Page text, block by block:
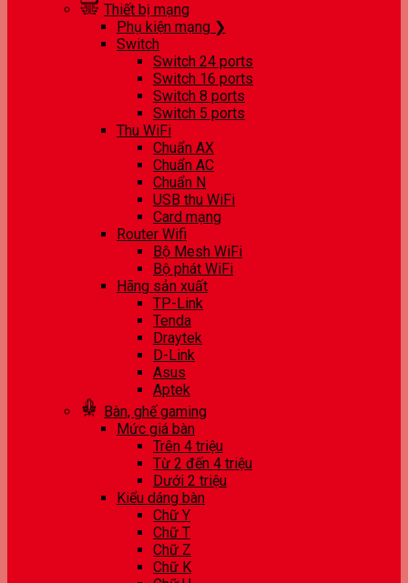
Thiết bị mạng
Phụ kiện mạng ❯
Switch
Switch 24 ports
Switch 16 ports
Switch 8 ports
Switch 5 ports
Thu WiFi
Chuẩn AX
Chuẩn AC
Chuẩn N
USB thu WiFi
Card mạng
Router Wifi
Bộ Mesh WiFi
Bộ phát WiFi
Hãng sản xuất
TP-Link
Tenda
Draytek
D-Link
Asus
Aptek
Bàn, ghế gaming
Mức giá bàn
Trên 4 triệu
Từ 2 đến 4 triệu
Dưới 2 triệu
Kiểu dáng bàn
Chữ Y
Chữ T
Chữ Z
Chữ K